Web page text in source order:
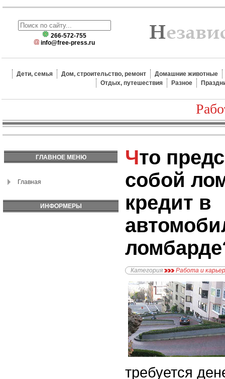
266-572-755
info@free-press.ru
Дети, семья Дом, строительство, ремонт
Домашние животные
Отдых, путешествия
Разное
ГЛАВНОЕ МЕНЮ
Главная
ИНФОРМЕРЫ
Что представляет
собой
кредит в
Категория Работа и
требуется